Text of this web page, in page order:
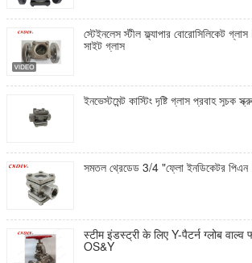
স্টেইনলেস স্টীল ফ্ল্যাপার বোরোসিলিকেট
সাইট গ্লাস
ইনভেস্টমেন্ট কাস্টিং দৃষ্টি গ্লাস প্রবাহ সূচক
সমতল থ্রেডেড 3/4 "ফ্লো ইনডিকেটর পিএন
स्टीम इंडस्ट्री के लिए Y-पैटर्न ग्लोब
OS&Y